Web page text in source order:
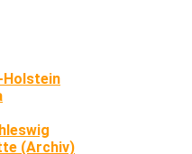
Holstein
(Archiv)